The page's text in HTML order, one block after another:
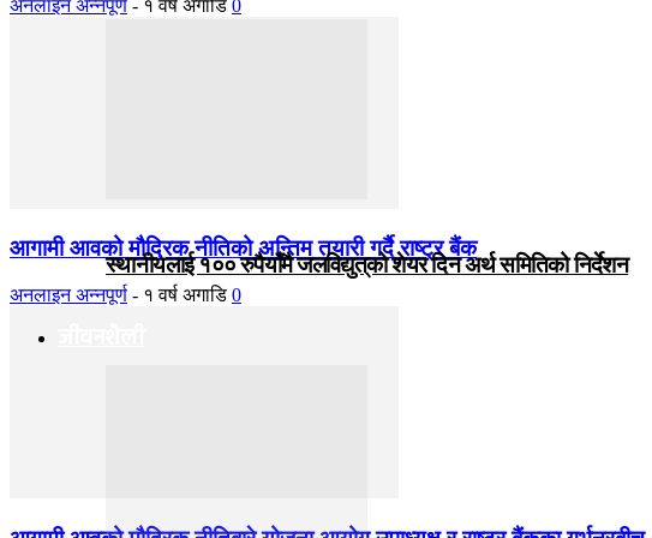
स्थानीयलाई १०० रुपैयाँमै जलविद्युत्‌को शेयर दिन अर्थ समितिको निर्देशन
अनलाइन अन्नपूर्ण - १ वर्ष अगाडि 0
आगामी आवको मौद्रिक नीतिको अन्तिम तयारी गर्दै राष्ट्र बैंक
अनलाइन अन्नपूर्ण - १ वर्ष अगाडि 0